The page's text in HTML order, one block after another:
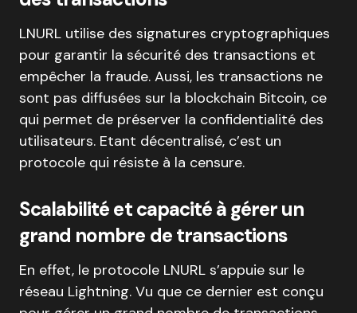
LNURL utilise des signatures cryptographiques
pour garantir la sécurité des transactions et
empêcher la fraude. Aussi, les transactions ne
sont pas diffusées sur la blockchain Bitcoin, ce
qui permet de préserver la confidentialité des
utilisateurs. Etant décentralisé, c’est un
protocole qui résiste à la censure.
Scalabilité et capacité à gérer un
grand nombre de transactions
En effet, le protocole LNURL s’appuie sur le
réseau Lightning. Vu que ce dernier est conçu